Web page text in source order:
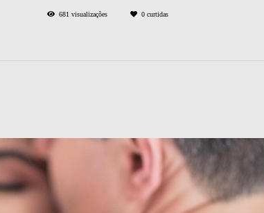
681 visualizações 0curtidas